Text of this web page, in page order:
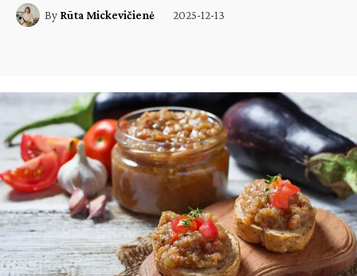
By Rūta Mickevičienė 2025-12-13